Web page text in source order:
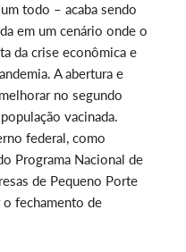
todo – acaba sendo
em um cenário onde o
da crise econômica e
A abertura e
no segundo
vacinada.
federal, como
Programa Nacional de
de Pequeno Porte
o fechamento de